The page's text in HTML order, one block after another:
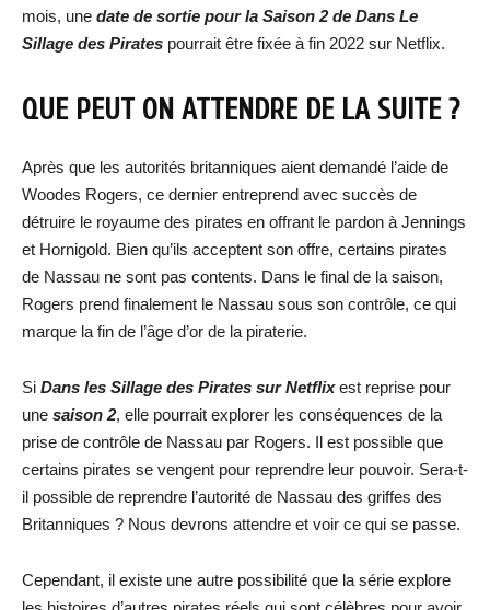
mois, une date de sortie pour la Saison 2 de Dans Le
Sillage des Pirates pourrait être fixée à fin 2022 sur Netflix.
QUE PEUT ON ATTENDRE DE LA SUITE ?
Après que les autorités britanniques aient demandé l’aide de
Woodes Rogers, ce dernier entreprend avec succès de
détruire le royaume des pirates en offrant le pardon à Jennings
et Hornigold. Bien qu’ils acceptent son offre, certains pirates
de Nassau ne sont pas contents. Dans le final de la saison,
Rogers prend finalement le Nassau sous son contrôle, ce qui
marque la fin de l’âge d’or de la piraterie.
Si Dans les Sillage des Pirates sur Netflixest reprise pour
une saison 2, elle pourrait explorer les conséquences de la
prise de contrôle de Nassau par Rogers. Il est possible que
certains pirates se vengent pour reprendre leur pouvoir. Sera-t-
il possible de reprendre l’autorité de Nassau des griffes des
Britanniques ? Nous devrons attendre et voir ce qui se passe.
Cependant, il existe une autre possibilité que la série explore